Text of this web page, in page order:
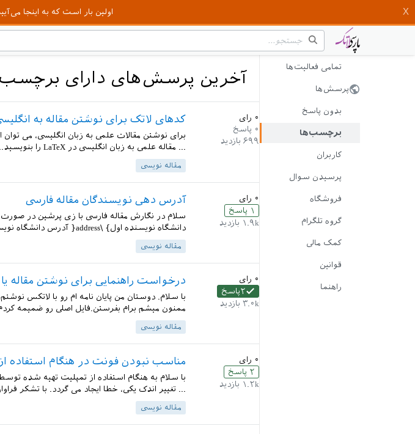
اولین بار است که به اینجا
تمامی فعالیت‌ها
پرسش‌ها
بدون پاسخ
برچسب‌ها
کاربران
پرسیدن سوال
فروشگاه
گروه تلگرام
کمک مالی
قوانین
راهنما
آخرین پرسش‌های دارای برچسب
۰ رای
۰ پاسخ
۶۹۹ بازدید
کدهای لاتک برای نوشتن مقاله به
... مقاله علمی به زبان انگلیسی در LaTeX را بنویسید....
مقاله نویسی
۰ رای
۱ پاسخ
۱.۹k بازدید
آدرس دهی نویسندگان مقاله فارسی
سلام در نگارش مقاله فارسی با زی پرشین در
دانشگاه نویسنده اول} \address{ آدرس دانشگاه نویسنده دوم}...
مقاله نویسی
۰ رای
۲پاسخ
۳.۰k بازدید
درخواست راهنمایی برای نوشتن مقاله
با سلام. دوستان من پایان نامه ام رو با لاتکس
ممنون میشم برام بفرستن.فایل اصلی رو ضمیمه
مقاله نویسی
۰ رای
۲ پاسخ
۱.۲k بازدید
مناسب نبودن فونت در هنگام استفاده
با سلام به هنگام استفاده از تمپلیت تهیه شده
... تغییر اندک یکی، خطا ایجاد می گردد. با تشکر
مقاله نویسی